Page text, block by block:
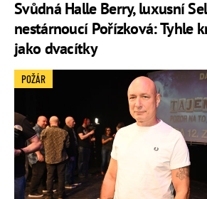
Svůdná Halle Berry, luxusní
nestárnoucí Pořízková: Tyhle
jako dvacítky
POŽÁR